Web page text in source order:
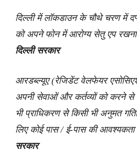
दिल्ली में लॉकडाउन के चौथे चरण में
को अपने फोन में आरोग्य सेतु एप रखना
दिल्ली सरकार
आरडब्ल्यूए (रेजिडेंट वेलफेयर
अपनी सेवाओं और कर्तव्यों को करने से
भी प्राधिकरण से किसी भी अनुमत
लिए कोई पास / ई-पास की आवश्यकता
सरकार